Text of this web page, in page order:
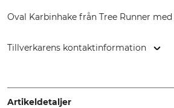
Oval Karbinhake från Tree Runner
Tillverkarens kontaktinformation
Germany, www.lacd.de
Artikeldetaljer